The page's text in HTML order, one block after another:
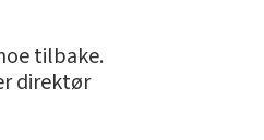
tilbake.
direktør